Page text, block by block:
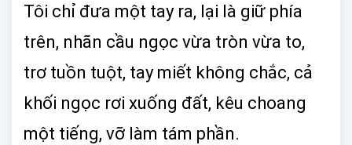
Tôi chỉ đưa một tay ra, lại là giữ phía
trên, nhãn cầu ngọc vừa tròn vừa to,
trơ tuồn tuột, tay miết không chắc, cả
khối ngọc rơi xuống đất, kêu choang
một tiếng, vỡ làm tám phần.